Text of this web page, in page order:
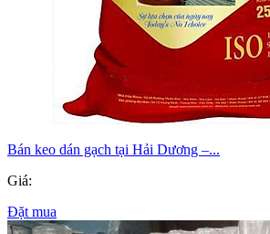
Bán keo dán gạch tại Hải Dương –...
Giá:
Đặt mua